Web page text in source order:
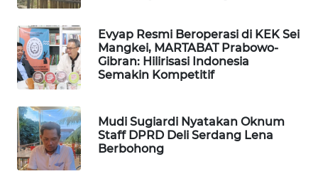
Evyap Resmi Beroperasi di KEK Sei
Mangkei, MARTABAT Prabowo-
Gibran: Hilirisasi Indonesia
Semakin Kompetitif
Mudi Sugiardi Nyatakan Oknum
Staff DPRD Deli Serdang Lena
Berbohong
METRO
MEDAN
NEWS
METRO
NEWS
KRT
NEWS